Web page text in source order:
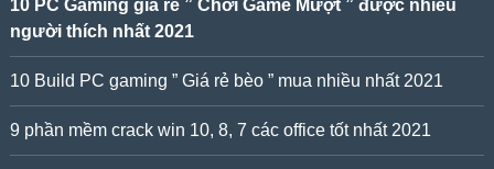
10 PC Gaming giá rẻ ” Chơi Game Mượt ” được nhiều
người thích nhất 2021
10 Build PC gaming ” Giá rẻ bèo ” mua nhiều nhất 2021
9 phần mềm crack win 10, 8, 7 các office tốt nhất 2021